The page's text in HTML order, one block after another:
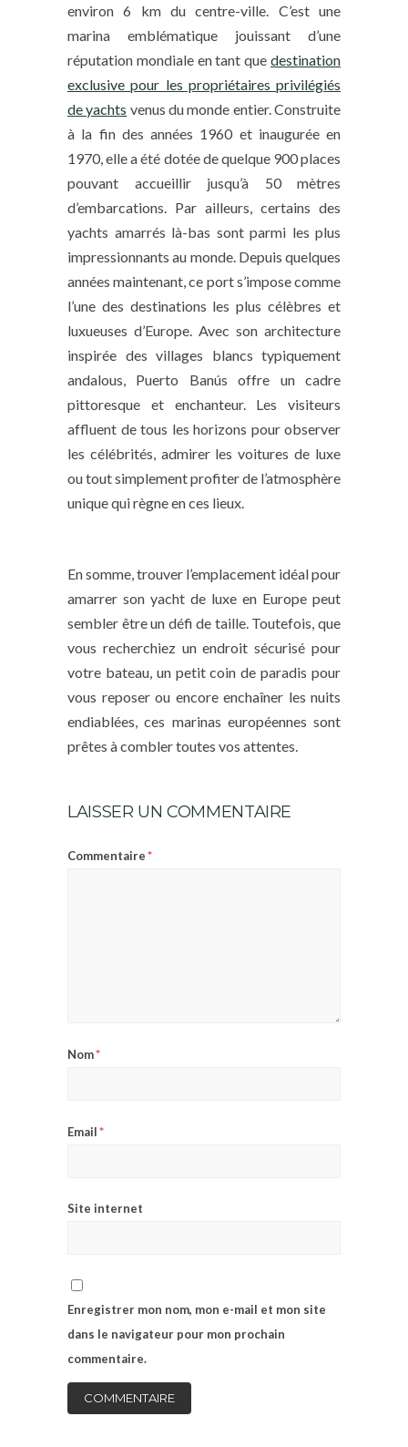
environ 6 km du centre-ville. C’est une
marina emblématique jouissant d’une
réputation mondiale en tant que destination
exclusive pour les propriétaires privilégiés
de yachts venus du monde entier. Construite
à la fin des années 1960 et inaugurée en
1970, elle a été dotée de quelque 900 places
pouvant accueillir jusqu’à 50 mètres
d’embarcations. Par ailleurs, certains des
yachts amarrés là-bas sont parmi les plus
impressionnants au monde. Depuis quelques
années maintenant, ce port s’impose comme
l’une des destinations les plus célèbres et
luxueuses d’Europe. Avec son architecture
inspirée des villages blancs typiquement
andalous, Puerto Banús offre un cadre
pittoresque et enchanteur. Les visiteurs
affluent de tous les horizons pour observer
les célébrités, admirer les voitures de luxe
ou tout simplement profiter de l’atmosphère
unique qui règne en ces lieux.
En somme, trouver l’emplacement idéal pour
amarrer son yacht de luxe en Europe peut
sembler être un défi de taille. Toutefois, que
vous recherchiez un endroit sécurisé pour
votre bateau, un petit coin de paradis pour
vous reposer ou encore enchaîner les nuits
endiablées, ces marinas européennes sont
prêtes à combler toutes vos attentes.
LAISSER UN COMMENTAIRE
Commentaire*
Nom*
Email*
Site internet
Enregistrer mon nom, mon e-mail et mon site
dans le navigateur pour mon prochain
commentaire.